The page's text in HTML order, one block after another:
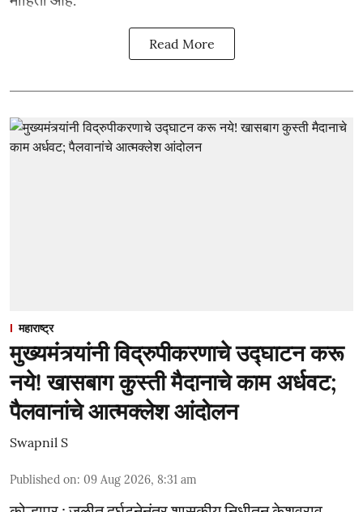
Read More
महाराष्ट्र
मुख्यमंत्र्यांनी विद्रुपीकरणाचे उद्घाटन करू
नये! खासबाग कुस्ती मैदानाचे काम अर्धवट;
पैलवानांचे आत्मक्लेश आंदोलन
Swapnil S
Published on: 09 Aug 2026, 8:31 am